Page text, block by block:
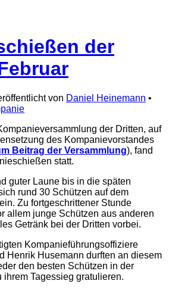
der
von Daniel Heinemann •
der Dritten, auf
des Kompanievorstandes
Beitrag der Versammlung), fand
statt.
guter Laune bis in die späten
rund 30 Schützen auf dem
Zu fortgeschrittener Stunde
allem junge Schützen aus anderen
Getränk bei der Dritten vorbei.
Kompanieführungsoffiziere
Henrik Husemann durften an diesem
den besten Schützen in der
Tagessieg gratulieren.